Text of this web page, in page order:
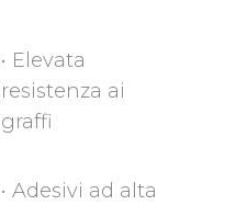
• Elevata
resistenza ai
graffi
• Adesivi ad alta